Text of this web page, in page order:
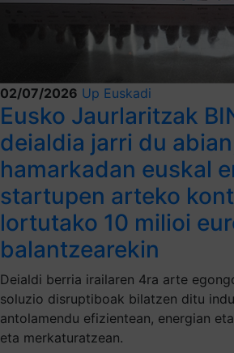
02/07/2026 Up Euskadi
Eusko Jaurlaritzak
deialdia jarri du
hamarkadan euskal
startupen arteko
lortutako 10 milioi
balantzearekin
Deialdi berria irailaren 4ra arte
soluzio disruptiboak bilatzen ditu
antolamendu efizientean, energian
eta merkaturatzean.